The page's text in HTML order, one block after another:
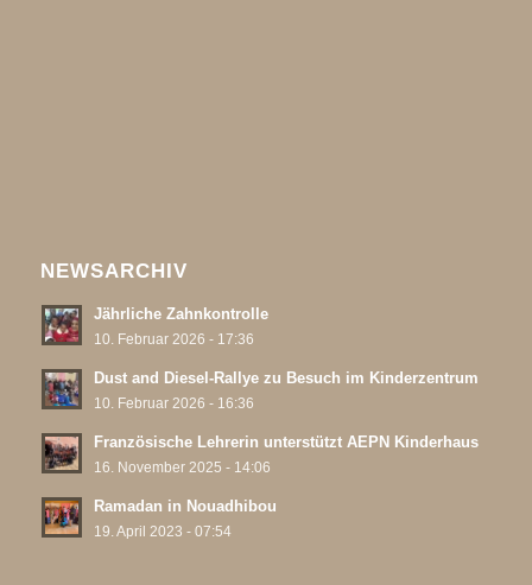
NEWSARCHIV
Jährliche Zahnkontrolle
10. Februar 2026 - 17:36
Dust and Diesel-Rallye zu Besuch im Kinderzentrum
10. Februar 2026 - 16:36
Französische Lehrerin unterstützt AEPN Kinderhaus
16. November 2025 - 14:06
Ramadan in Nouadhibou
19. April 2023 - 07:54